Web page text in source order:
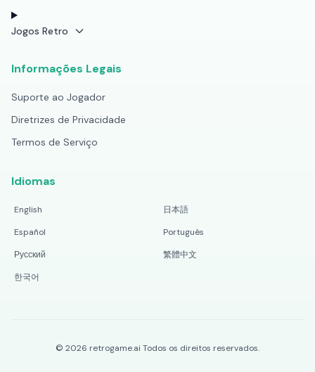
Jogos Retro
Informações Legais
Suporte ao Jogador
Diretrizes de Privacidade
Termos de Serviço
Idiomas
English
日本語
Español
Português
Русский
繁體中文
한국어
© 2026 retrogame.ai Todos os direitos reservados.